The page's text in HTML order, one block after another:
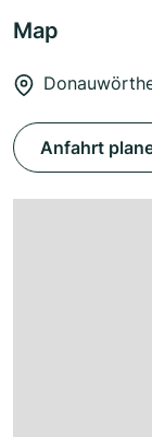
Map
Anfahrt